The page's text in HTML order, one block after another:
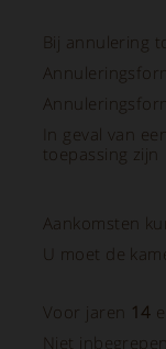
Bij annulering
In geval van
toepassing zijn
Aankomsten
U moet de
Voor jaren 14
Niet